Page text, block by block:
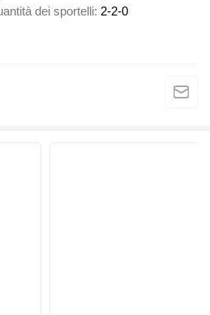
dei sportelli 2-2-0